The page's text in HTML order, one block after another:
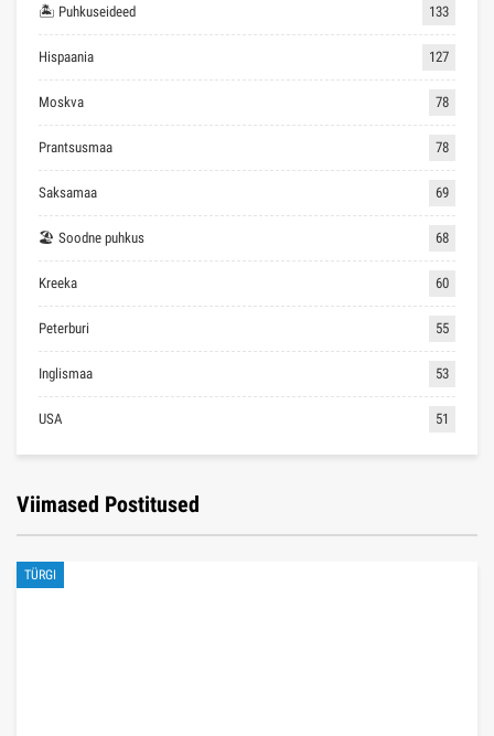
🏝 Puhkuseideed 133
Hispaania 127
Moskva 78
Prantsusmaa 78
Saksamaa 69
🏖 Soodne puhkus 68
Kreeka 60
Peterburi 55
Inglismaa 53
USA 51
Viimased Postitused
TÜRGI